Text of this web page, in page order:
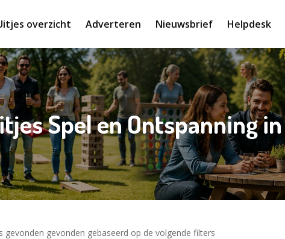
overzicht Adverteren Nieuwsbrief Helpdesk
Spel en Ontspanning
gevonden gevonden gebaseerd op de volgende filters